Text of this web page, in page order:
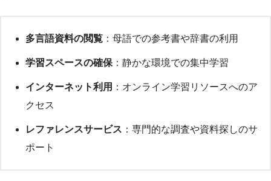
多言語資料の閲覧 ：母語での参考書や辞書の利用
学習スペースの確保 ：静かな環境での集中学習
インターネット利用 ：オンライン学習リソースへのア
クセス
レファレンスサービス ：専門的な調査や資料探しのサ
ポート